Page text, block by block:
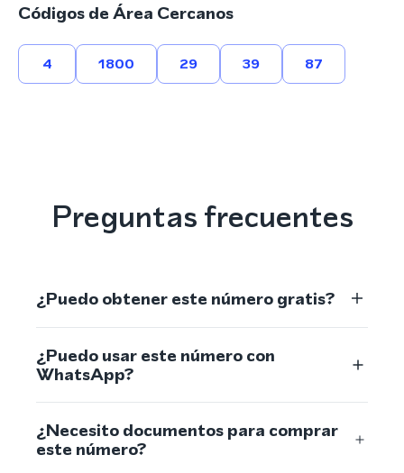
Códigos de Área Cercanos
4 1800 29 39 87
Preguntas frecuentes
¿Puedo obtener este número gratis?
¿Puedo usar este número con
WhatsApp?
¿Necesito documentos para comprar
este número?